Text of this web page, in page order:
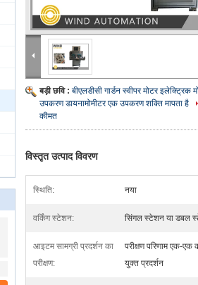
बड़ी छवि : बीएलडीसी गार्डन स्वीपर मोटर इलेक्ट्रिक
उपकरण डायनामोमीटर एक उपकरण शक्ति मापता है
कीमत
विस्तृत उत्पाद विवरण
स्थिति: नया
वर्किंग स्टेशन: सिंगल स्टेशन या डबल
आइटम सामग्री प्रदर्शन का
परीक्षण:
परीक्षण परिणाम एक-
युक्त प्रदर्शन